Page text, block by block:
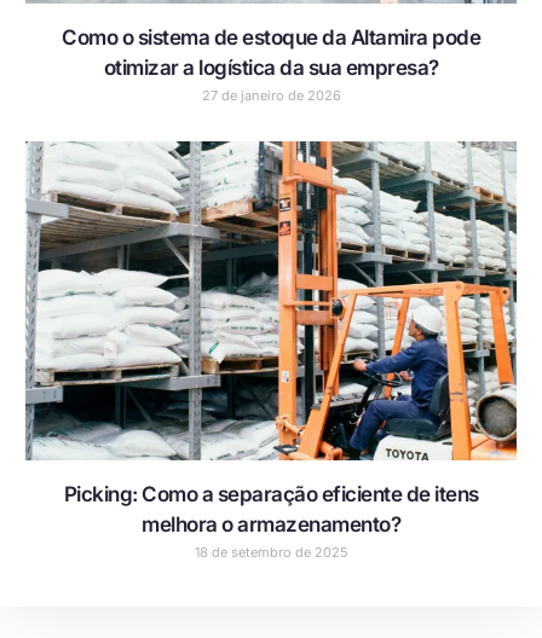
Como o sistema de estoque da Altamira pode
otimizar a logística da sua empresa?
27 de janeiro de 2026
Picking: Como a separação eficiente de itens
melhora o armazenamento?
18 de setembro de 2025